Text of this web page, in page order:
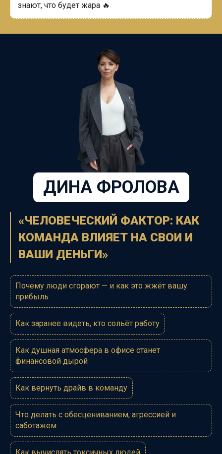
знают, что будет жара 🔥
ДИНА ФРОЛОВА
«ЧЕЛОВЕЧЕСКИЙ ФАКТОР: КАК
КОМАНДА ВЛИЯЕТ НА СВОИ И
ВАШИ ДЕНЬГИ»
Почему люди сгорают — и как это жжёт вашу
прибыль
Как заранее видеть, кто сольёт работу
Как душная атмосфера в офисе станет
финансовой дырой
Как вернуть драйв в команду
Что делать с обесцениванием, агрессией и
саботажем
Как вычислять токсичных людей